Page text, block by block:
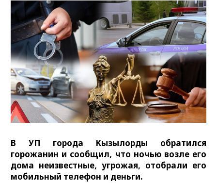
В УП города Кызылорды обратился
горожанин и сообщил, что ночью возле его
дома неизвестные, угрожая, отобрали его
мобильный телефон и деньги.